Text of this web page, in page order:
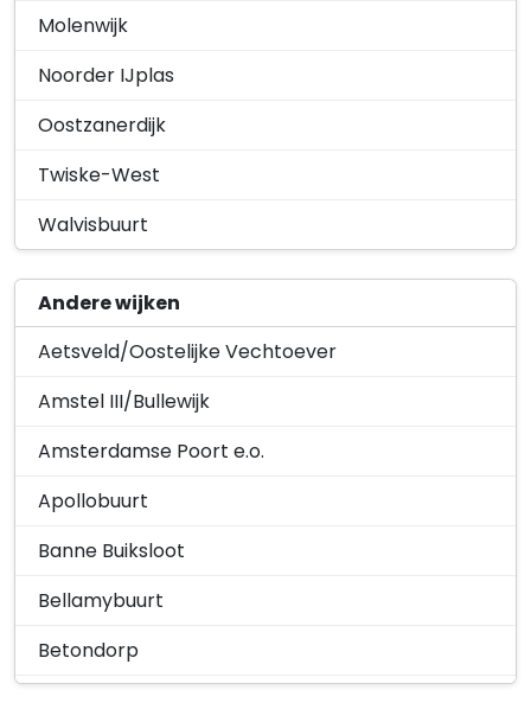
Molenwijk
Noorder IJplas
Oostzanerdijk
Twiske-West
Walvisbuurt
Andere wijken
Aetsveld/Oostelijke Vechtoever
Amstel III/Bullewijk
Amsterdamse Poort e.o.
Apollobuurt
Banne Buiksloot
Bellamybuurt
Betondorp